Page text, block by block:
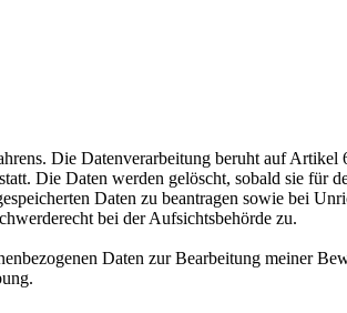
Die Datenverarbeitung beruht auf
Die Daten werden gelöscht, sobald sie für
Daten zu beantragen sowie bei
bei der Aufsichtsbehörde zu.
Daten zur Bearbeitung meiner